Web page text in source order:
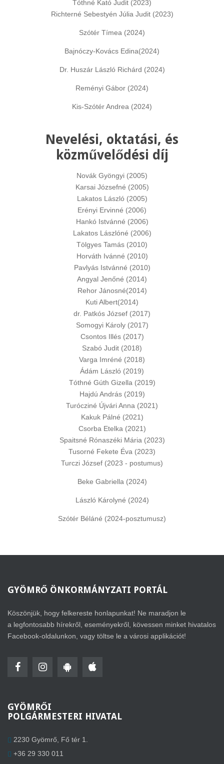
Tóthné Kató Judit (2023)
Richterné Sebestyén Júlia Judit (2023)
Szótér Tímea (2024)
Bajnóczy-Kovács Edina(2024)
Dr. Huszár László Richárd (2024)
Reményi Gábor (2024)
Kis-Szótér Andrea (2024)
Nevelési, oktatási, és
közművelődési díj
Novák Gyöngyi (2005)
Karsai Józsefné (2005)
Lakatos László (2005)
Erényi Ervinné (2006)
Hankó Istvánné (2006)
Lakatos Lászlóné (2006)
Tölgyes Tamás (2010)
Horváth Ivánné (2010)
Pavlyás Istvánné (2010)
Angyal Jenőné (2014)
Rehor Jánosné(2014)
Kuti Albert(2014)
dr. Patkós József (2017)
Somogyi Károly (2017)
Csontos Illés (2017)
Szabó Judit (2018)
Varga Imréné (2018)
Ádám László (2019)
Tóthné Gúth Gizella (2019)
Hajdú András (2019)
Turócziné Újvári Anna (2021)
Kakuk Pálné (2021)
Csorba Etelka (2021)
Spaitsné Rónaszéki Mária (2023)
Tusorné Fekete Éva (2023)
Turczi József (2023 - postumus)
Beke Gabriella (2024)
László Károlyné (2024)
Szótér Béláné (2024-posztumusz)
GYÖMRŐ ÖNKORMÁNYZATI PORTÁL
Köszönjük, hogy felkereste honlapunkat! Ne maradjon le
a legfontosabb hírekről, eseményekről, kövessen minket hivatalos
Facebook-oldalunkon, vagy töltse le a városi applikációt!
GYÖMRŐI
POLGÁRMESTERI HIVATAL
2230 Gyömrő, Fő tér 1.
+36 29 330 011